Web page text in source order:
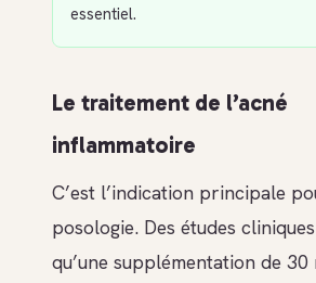
essentiel.
Le traitement de l’acné
inflammatoire
C’est l’indication principale
posologie. Des études
qu’une supplémentation de 30